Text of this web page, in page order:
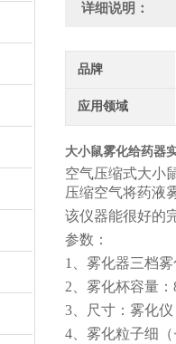
详细说明：
品牌
应用领域
大小鼠雾化给药器
空气压缩式大小
压缩空气将药液
该仪器能很好的
参数：
1、 雾化器三档
2、 雾化杯容量：
3、尺寸：雾化
4、 雾化粒子细（